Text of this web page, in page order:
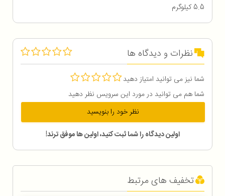
5.5 کیلوگرم
نظرات و دیدگاه ها
شما نیز می توانید امتیاز دهید
شما هم می توانید در مورد این سرویس نظر دهید
نظر خود را بنویسید
اولین دیدگاه را شما ثبت کنید، اولین ها موفق ترند!
تخفیف های مرتبط